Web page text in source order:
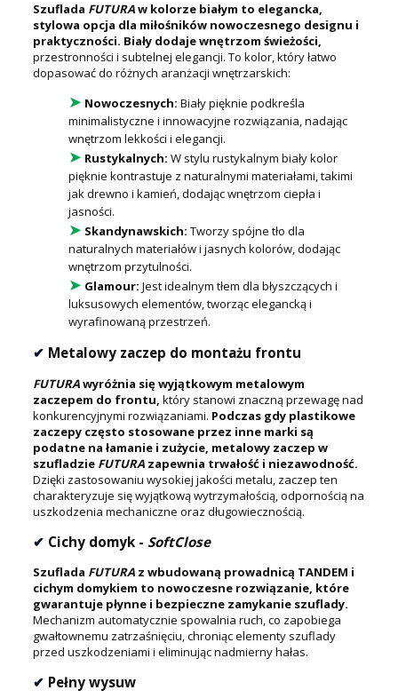
Szuflada FUTURAw kolorze białym to elegancka,
stylowa opcja dla miłośników nowoczesnego designu i
praktyczności. Biały dodaje wnętrzom świeżości,
przestronności i subtelnej elegancji. To kolor, który łatwo
dopasować do różnych aranżacji wnętrzarskich:
➤ Nowoczesnych: Biały pięknie podkreśla
minimalistyczne i innowacyjne rozwiązania, nadając
wnętrzom lekkości i elegancji.
➤ Rustykalnych: W stylu rustykalnym biały kolor
pięknie kontrastuje z naturalnymi materiałami, takimi
jak drewno i kamień, dodając wnętrzom ciepła i
jasności.
➤ Skandynawskich: Tworzy spójne tło dla
naturalnych materiałów i jasnych kolorów, dodając
wnętrzom przytulności.
➤ Glamour: Jest idealnym tłem dla błyszczących i
luksusowych elementów, tworząc elegancką i
wyrafinowaną przestrzeń.
✔ Metalowy zaczep do montażu frontu
FUTURAwyróżnia się wyjątkowym metalowym
zaczepem do frontu, który stanowi znaczną przewagę nad
konkurencyjnymi rozwiązaniami. Podczas gdy plastikowe
zaczepy często stosowane przez inne marki są
podatne na łamanie i zużycie, metalowy zaczep w
szufladzie FUTURA zapewnia trwałość i niezawodność.
Dzięki zastosowaniu wysokiej jakości metalu, zaczep ten
charakteryzuje się wyjątkową wytrzymałością, odpornością na
uszkodzenia mechaniczne oraz długowiecznością.
✔ Cichy domyk - SoftClose
Szuflada FUTURA z wbudowaną prowadnicą TANDEM i
cichym domykiem to nowoczesne rozwiązanie, które
gwarantuje płynne i bezpieczne zamykanie szuflady.
Mechanizm automatycznie spowalnia ruch, co zapobiega
gwałtownemu zatrzaśnięciu, chroniąc elementy szuflady
przed uszkodzeniami i eliminując nadmierny hałas.
✔ Pełny wysuw